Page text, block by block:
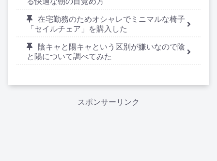
在宅勤務のためオシャレでミニマルな椅子
「セイルチェア」を購入した
陰キャと陽キャという区別が嫌いなので陰
と陽について調べてみた
スポンサーリンク